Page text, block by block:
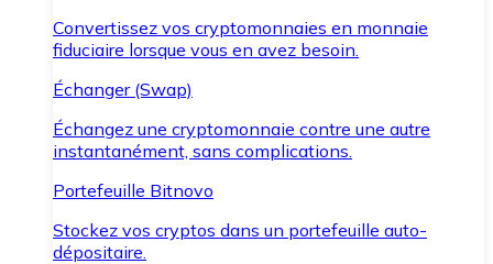
Convertissez vos cryptomonnaies en monnaie
fiduciaire lorsque vous en avez besoin.
Échanger (Swap)
Échangez une cryptomonnaie contre une autre
instantanément, sans complications.
Portefeuille Bitnovo
Stockez vos cryptos dans un portefeuille auto-
dépositaire.